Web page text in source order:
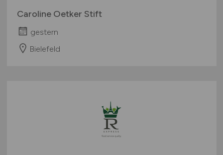
Caroline Oetker Stift
gestern
Bielefeld